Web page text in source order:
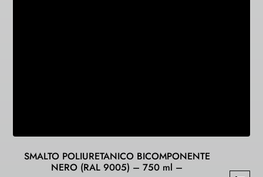
SMALTO POLIURETANICO BICOMPONENTE
NERO (RAL 9005) – 750 ml –